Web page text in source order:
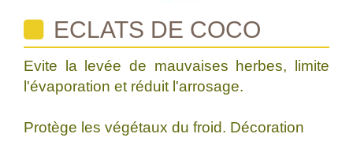
ECLATS DE COCO
Evite la levée de mauvaises herbes, limite
l'évaporation et réduit l'arrosage.
Protège les végétaux du froid. Décoration